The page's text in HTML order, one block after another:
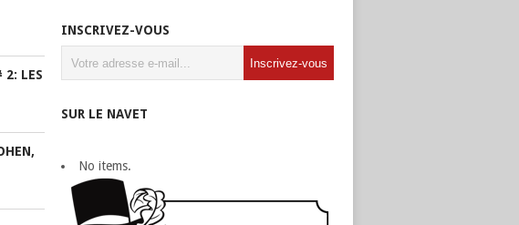
2: LES
INSCRIVEZ-VOUS
SUR LE NAVET
No items.